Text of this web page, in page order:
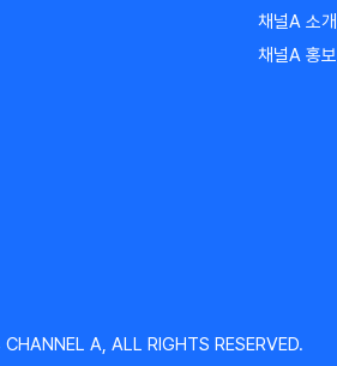
채널A 소개
채널A 홍보
A, ALL RIGHTS RESERVED.